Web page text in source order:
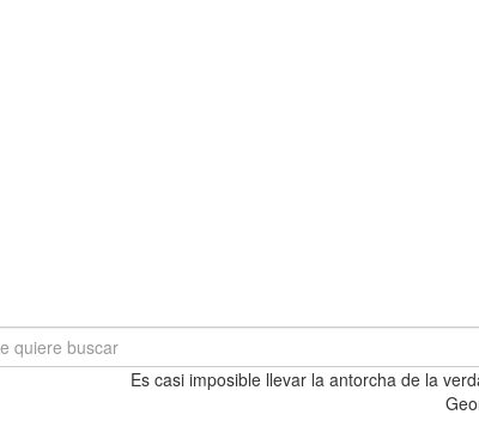
Es casi imposible llevar la antorcha de la